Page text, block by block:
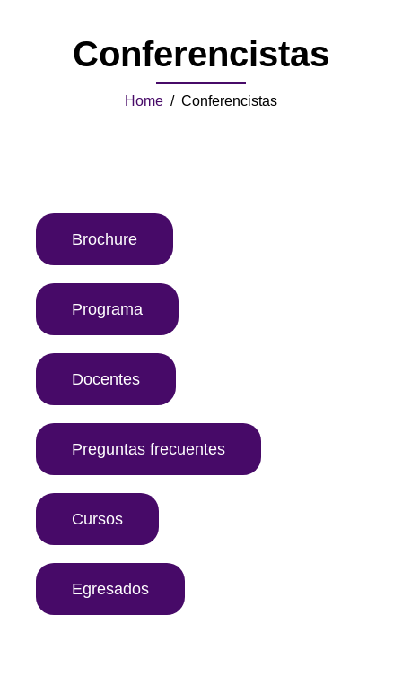
Conferencistas
Home / Conferencistas
Brochure
Programa
Docentes
Preguntas frecuentes
Cursos
Egresados